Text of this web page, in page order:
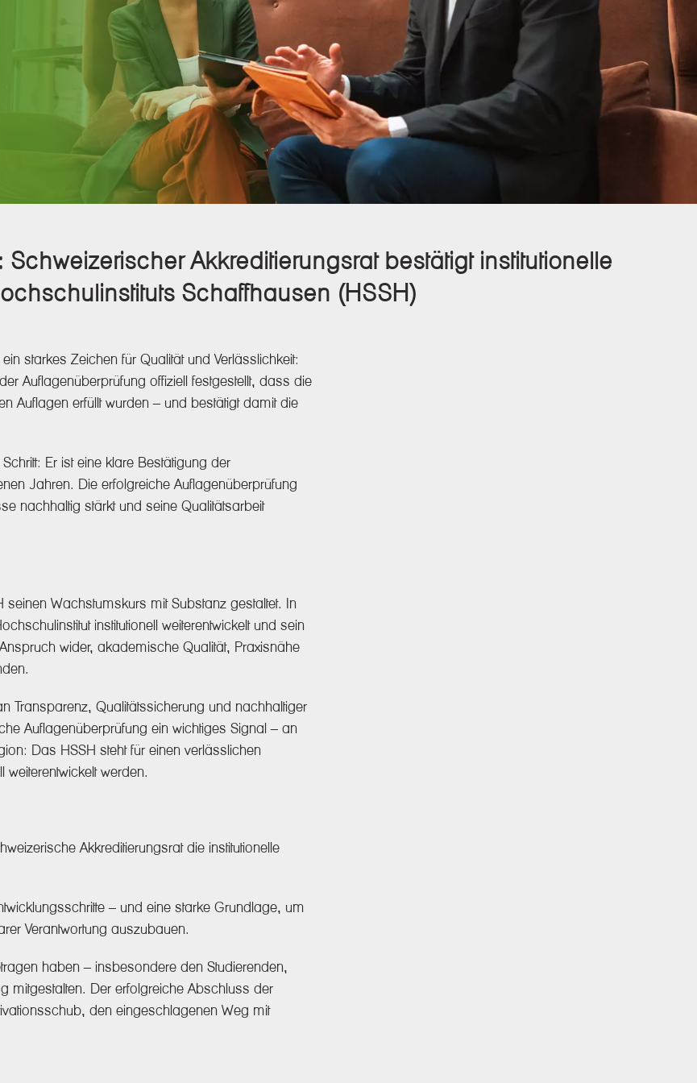
Akkreditierungsrat bestätigt institutionelle
Schaffhausen (HSSH)
starkes Zeichen für Qualität und Verlässlichkeit:
Auflagenüberprüfung offiziell festgestellt, dass die
Auflagen erfüllt wurden – und bestätigt damit die
Er ist eine klare Bestätigung der
Jahren. Die erfolgreiche Auflagenüberprüfung
nachhaltig stärkt und seine Qualitätsarbeit
Wachstumskurs mit Substanz gestaltet. In
institutionell weiterentwickelt und sein
wider, akademische Qualität, Praxisnähe
Qualitätssicherung und nachhaltiger
Auflagenüberprüfung ein wichtiges Signal – an
Das HSSH steht für einen verlässlichen
werden.
Akkreditierungsrat die institutionelle
– und eine starke Grundlage, um
Verantwortung auszubauen.
haben – insbesondere den Studierenden,
mitgestalten. Der erfolgreiche Abschluss der
den eingeschlagenen Weg mit